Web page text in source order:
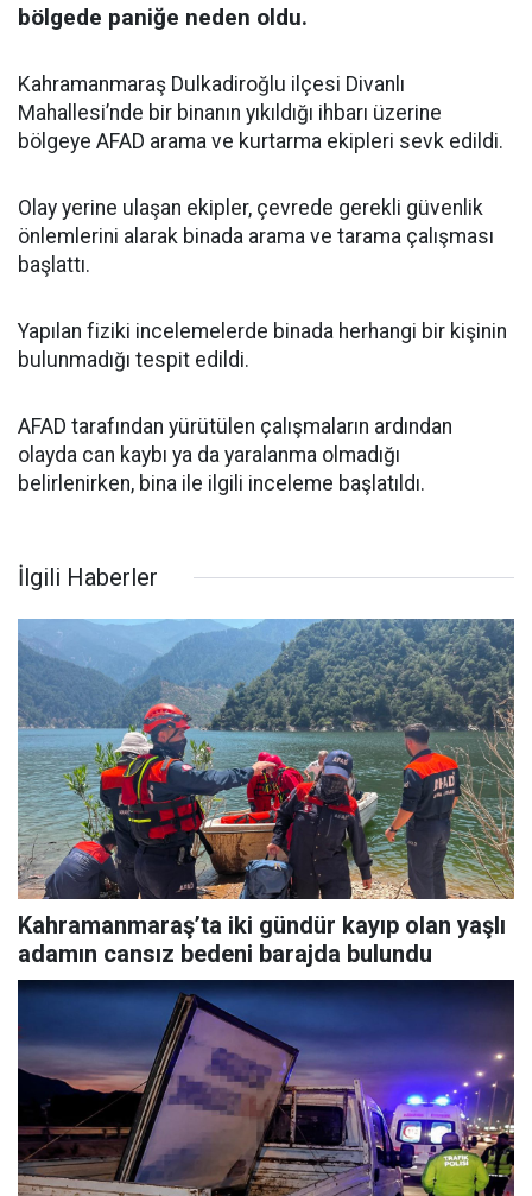
bölgede paniğe neden oldu.
Kahramanmaraş Dulkadiroğlu ilçesi Divanlı
Mahallesi’nde bir binanın yıkıldığı ihbarı üzerine
bölgeye AFAD arama ve kurtarma ekipleri sevk edildi.
Olay yerine ulaşan ekipler, çevrede gerekli güvenlik
önlemlerini alarak binada arama ve tarama çalışması
başlattı.
Yapılan fiziki incelemelerde binada herhangi bir kişinin
bulunmadığı tespit edildi.
AFAD tarafından yürütülen çalışmaların ardından
olayda can kaybı ya da yaralanma olmadığı
belirlenirken, bina ile ilgili inceleme başlatıldı.
İlgili Haberler
Kahramanmaraş’ta iki gündür kayıp olan yaşlı
adamın cansız bedeni barajda bulundu